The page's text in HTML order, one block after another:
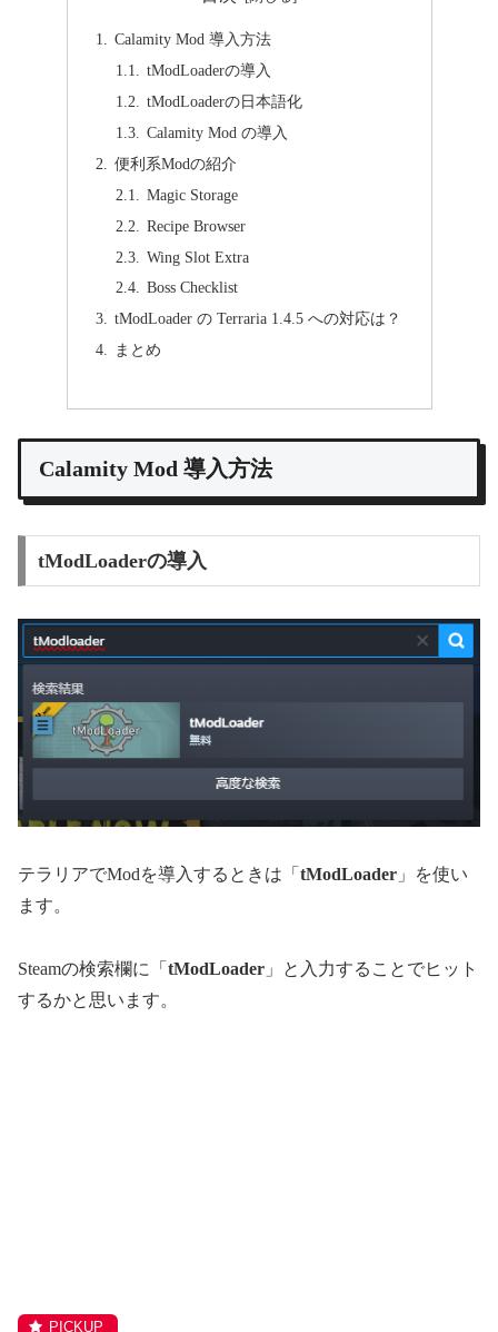
Calamity Mod 導入方法
tModLoaderの導入
tModLoaderの日本語化
Calamity Mod の導入
便利系Modの紹介
Magic Storage
Recipe Browser
Wing Slot Extra
Boss Checklist
tModLoader の Terraria 1.4.5 への対応は？
まとめ
Calamity Mod 導入方法
tModLoaderの導入
テラリアでModを導入するときは「 tModLoader 」を使い
ます。
Steamの検索欄に「 tModLoader 」と入力することでヒット
するかと思います。